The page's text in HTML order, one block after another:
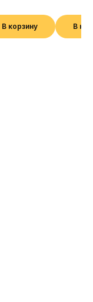
В корзину В